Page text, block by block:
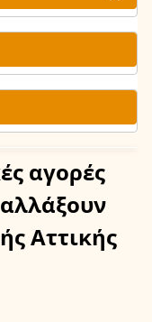
αγορές
Αττικής